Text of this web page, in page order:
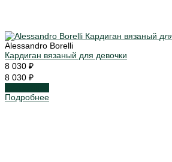
Alessandro Borelli
Кардиган вязаный для девочки
8 030 ₽
8 030 ₽
Подробнее